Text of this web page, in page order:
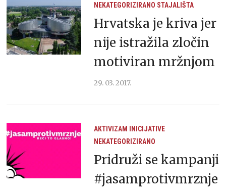
NEKATEGORIZIRANO STAJALIŠTA
Hrvatska je kriva jer
nije istražila zločin
motiviran mržnjom
29. 03. 2017.
AKTIVIZAM
INICIJATIVE
NEKATEGORIZIRANO
Pridruži se kampanji
#jasamprotivmrznje